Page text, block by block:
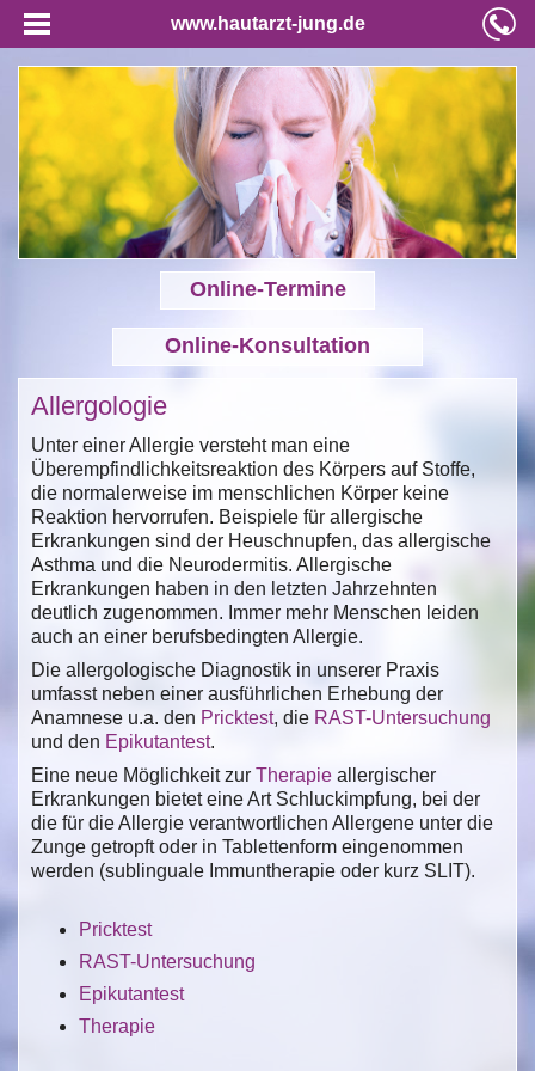
www.hautarzt-jung.de
Online-Termine
Online-Konsultation
Allergologie
Unter einer Allergie versteht man eine
Überempfindlichkeitsreaktion des Körpers auf Stoffe,
die normalerweise im menschlichen Körper keine
Reaktion hervorrufen. Beispiele für allergische
Erkrankungen sind der Heuschnupfen, das allergische
Asthma und die Neurodermitis. Allergische
Erkrankungen haben in den letzten Jahrzehnten
deutlich zugenommen. Immer mehr Menschen leiden
auch an einer berufsbedingten Allergie.
Die allergologische Diagnostik in unserer Praxis
umfasst neben einer ausführlichen Erhebung der
Anamnese u.a. den Pricktest, die RAST-Untersuchung
und den Epikutantest.
Eine neue Möglichkeit zur Therapie allergischer
Erkrankungen bietet eine Art Schluckimpfung, bei der
die für die Allergie verantwortlichen Allergene unter die
Zunge getropft oder in Tablettenform eingenommen
werden (sublinguale Immuntherapie oder kurz SLIT).
Pricktest
RAST-Untersuchung
Epikutantest
Therapie